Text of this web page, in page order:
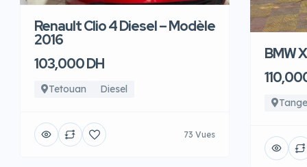
Renault Clio 4 Diesel – Modèle
2016
103,000 DH
Tetouan Diesel
73 Vues
BMW